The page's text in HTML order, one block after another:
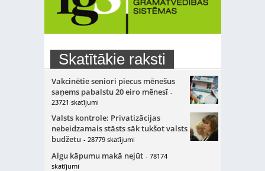
Skatītākie raksti
Vakcinētie seniori piecus mēnešus
saņems pabalstu 20 eiro mēnesī -
23721 skatījumi
Valsts kontrole: Privatizācijas
nebeidzamais stāsts sāk tukšot valsts
budžetu - 28779 skatījumi
Algu kāpumu makā nejūt - 78174
skatījumi